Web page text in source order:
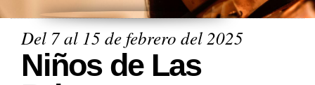
Del 7 al 15 de febrero del 2025
Niños de Las